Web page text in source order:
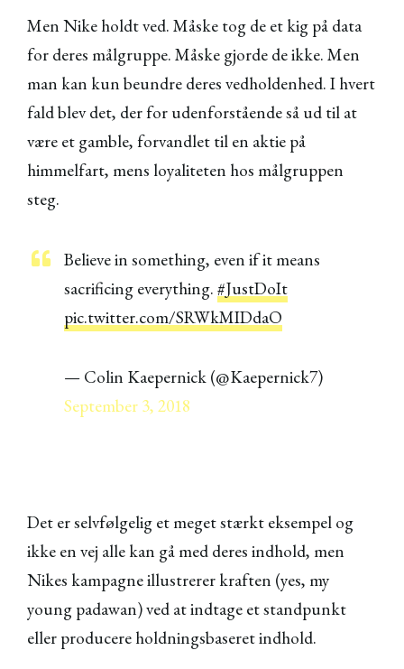
Men Nike holdt ved. Måske tog de et kig på data
for deres målgruppe. Måske gjorde de ikke. Men
man kan kun beundre deres vedholdenhed. I hvert
fald blev det, der for udenforstående så ud til at
være et gamble, forvandlet til en aktie på
himmelfart, mens loyaliteten hos målgruppen
steg.
Believe in something, even if it means
sacrificing everything. #JustDoIt
pic.twitter.com/SRWkMIDdaO
— Colin Kaepernick (@Kaepernick7)
September 3, 2018
Det er selvfølgelig et meget stærkt eksempel og
ikke en vej alle kan gå med deres indhold, men
Nikes kampagne illustrerer kraften (yes, my
young padawan) ved at indtage et standpunkt
eller producere holdningsbaseret indhold.